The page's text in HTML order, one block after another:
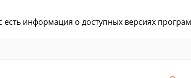
есть информация о доступных версиях